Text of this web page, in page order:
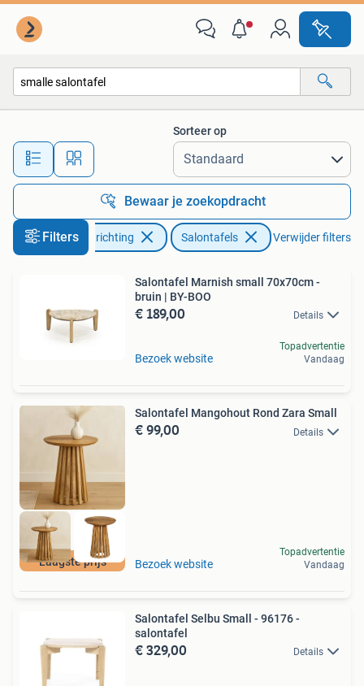
Alle afstanden…
Sorteer op
Bewaar je zoekopdracht
Filters
Huis en Inrichting Salontafels Verwijder filters
Salontafel Marnish small 70x70cm -
bruin | BY-BOO
€ 189,00 Details
Bezoek website
Topadvertentie
Vandaag
Laagste prijs
Salontafel Mangohout Rond Zara Small
€ 99,00 Details
Bezoek website
Topadvertentie
Vandaag
Salontafel Selbu Small - 96176 -
salontafel
€ 329,00 Details